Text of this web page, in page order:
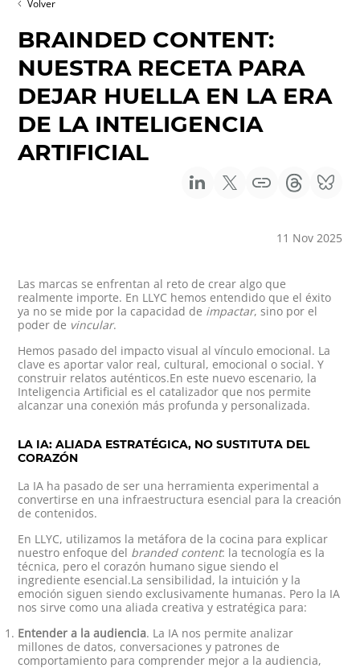
Volver
BRAINDED CONTENT:
NUESTRA RECETA PARA
DEJAR HUELLA EN LA ERA
DE LA INTELIGENCIA
ARTIFICIAL
11 Nov 2025
Las marcas se enfrentan al reto de crear algo que
realmente importe. En LLYC hemos entendido que el éxito
ya no se mide por la capacidad de impactar, sino por el
poder de vincular.
Hemos pasado del impacto visual al vínculo emocional. La
clave es aportar valor real, cultural, emocional o social. Y
construir relatos auténticos.En este nuevo escenario, la
Inteligencia Artificial es el catalizador que nos permite
alcanzar una conexión más profunda y personalizada.
LA IA: ALIADA ESTRATÉGICA, NO SUSTITUTA DEL
CORAZÓN
La IA ha pasado de ser una herramienta experimental a
convertirse en una infraestructura esencial para la creación
de contenidos.
En LLYC, utilizamos la metáfora de la cocina para explicar
nuestro enfoque del branded content: la tecnología es la
técnica, pero el corazón humano sigue siendo el
ingrediente esencial.La sensibilidad, la intuición y la
emoción siguen siendo exclusivamente humanas. Pero la IA
nos sirve como una aliada creativa y estratégica para:
Entender a la audiencia. La IA nos permite analizar
millones de datos, conversaciones y patrones de
comportamiento para comprender mejor a la audiencia,